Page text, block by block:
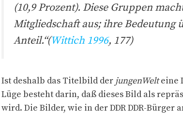
(10,9 Prozent). Diese Gruppen
Mitgliedschaft aus; ihre Bedeutung
Anteil.“(Wittich 1996, 177)
Ist deshalb das Titelbild der jungenWelteine
Lüge besteht darin, daß dieses Bild als
wird. Die Bilder, wie in der DDR DDR-